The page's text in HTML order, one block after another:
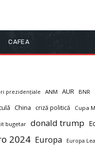
CAFEA
prezidențiale ANM AUR BNR
China criză politică Cupa
bugetar donald trump
2024 Europa Europa